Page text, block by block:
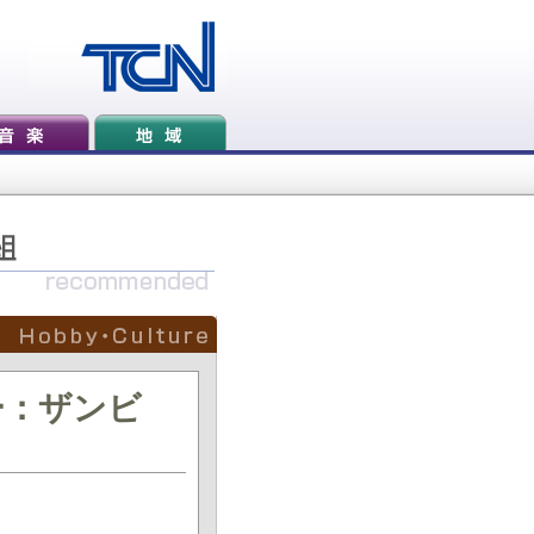
ザンビ